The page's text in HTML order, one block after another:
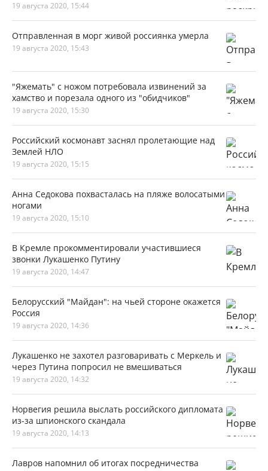
19 августа 2020, 15:44
Отправленная в морг живой россиянка умерла
19 августа 2020, 15:43
"Яжемать" с ножом потребовала извинений за
хамство и порезала одного из "обидчиков"
19 августа 2020, 15:30
Российский космонавт заснял пролетающие над
Землей НЛО
19 августа 2020, 15:15
Анна Седокова похвасталась на пляже волосатыми
ногами
19 августа 2020, 15:10
В Кремле прокомментировали участившиеся
звонки Лукашенко Путину
19 августа 2020, 14:47
Белорусский "Майдан": на чьей стороне окажется
Россия
19 августа 2020, 14:36
Лукашенко не захотел разговаривать с Меркель и
через Путина попросил не вмешиваться
19 августа 2020, 14:32
Норвегия решила выслать российского дипломата
из-за шпионского скандала
19 августа 2020, 14:13
Лавров напомнил об итогах посредничества